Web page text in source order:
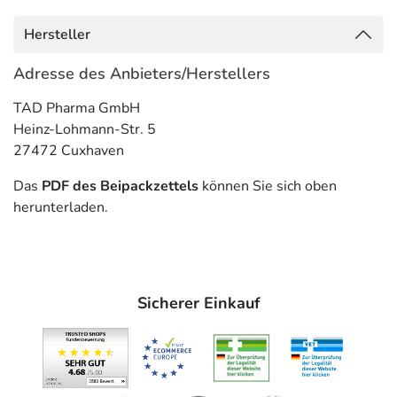
- Epilepsie, wie:
- Nervenschmerzen
Gegenanzeigen
Was spricht gegen eine Anwendung?
Immer:
- Überempfindlichkeit gegen die Inhaltsstoffe
- Abhängigkeit
Welche Altersgruppe ist zu beachten?
Hersteller
Adresse des Anbieters/Herstellers
TAD Pharma GmbH
Heinz-Lohmann-Str. 5
27472 Cuxhaven
Das PDF des Beipackzettels können Sie sich oben
herunterladen.
Sicherer Einkauf